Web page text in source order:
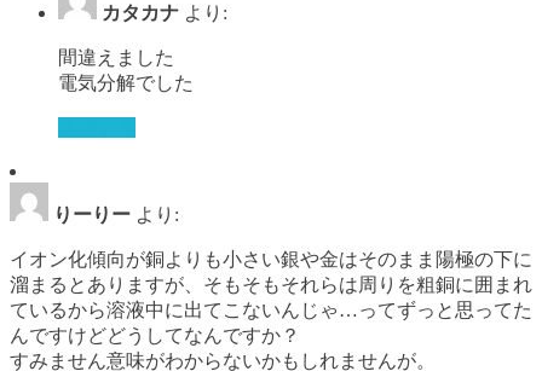
カタカナ より:
間違えました
電気分解でした
りーりー より:
イオン化傾向が銅よりも小さい銀や金はそのまま陽極の下に
溜まるとありますが、そもそもそれらは周りを粗銅に囲まれ
ているから溶液中に出てこないんじゃ…ってずっと思ってた
んですけどどうしてなんですか？
すみません意味がわからないかもしれませんが。